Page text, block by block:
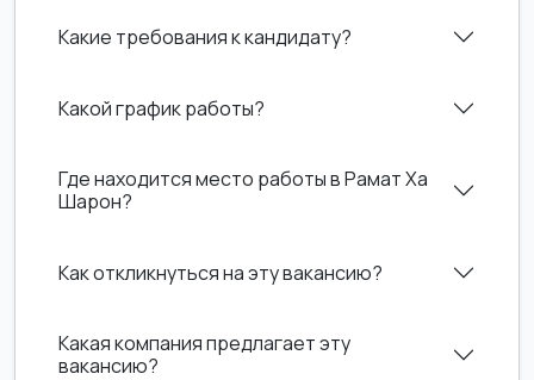
Какие требования к кандидату?
Какой график работы?
Где находится место работы в Рамат Ха
Шарон?
Как откликнуться на эту вакансию?
Какая компания предлагает эту
вакансию?